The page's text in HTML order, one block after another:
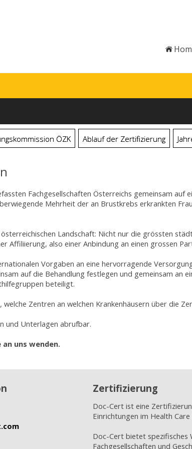
ÖZK Ablauf der Zertifizierung
Fachgesellschaften Österreichs gemeinsam auf
Mehrheit der an Brustkrebs erkrankten
Landschaft: Nicht nur die grössten
Affiliierung, also einer Anbindung an einen grossen
Vorgaben an eine hervorragende
auf die Behandlung festlegen und gemeinsam an
beteiligt.
Zentren an welchen Krankenhäusern über die
und Unterlagen abrufbar.
uns wenden.
Zertifizierung
Doc-Cert ist eine
Einrichtungen im Health Care
Doc-Cert bietet spezifisches
Fachgesellschaften und